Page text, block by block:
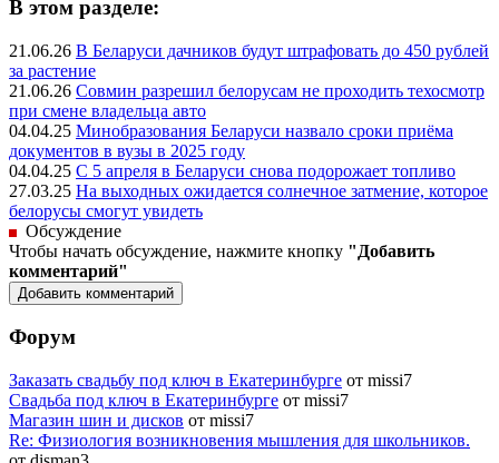
В этом разделе:
21.06.26 В Беларуси дачников будут штрафовать до 450 рублей
за растение
21.06.26 Совмин разрешил белорусам не проходить техосмотр
при смене владельца авто
04.04.25 Минобразования Беларуси назвало сроки приёма
документов в вузы в 2025 году
04.04.25 С 5 апреля в Беларуси снова подорожает топливо
27.03.25 На выходных ожидается солнечное затмение, которое
белорусы смогут увидеть
Обсуждение
Чтобы начать обсуждение, нажмите кнопку "Добавить
комментарий"
Форум
Заказать свадьбу под ключ в Екатеринбурге от missi7
Cвадьба под ключ в Екатеринбурге от missi7
Магазин шин и дисков от missi7
Re: Физиология возникновения мышления для школьников.